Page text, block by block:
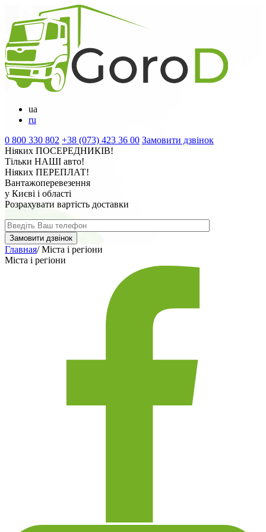
ua
ru
0 800 330 802 +38 (073) 423 36 00 Замовити дзвінок
Ніяких ПОСЕРЕДНИКІВ!
Тільки НАШІ авто!
Ніяких ПЕРЕПЛАТ!
Вантажоперевезення
у Києві і області
Розрахувати вартість доставки
Главная/ Міста і регіони
Міста і регіони